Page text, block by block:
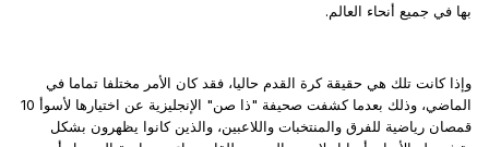
بها في جميع أنحاء العالم.
وإذا كانت تلك هي حقيقة كرة القدم حاليا، فقد كان الأمر مختلفا تماما في
الماضي، وذلك بعدما كشفت صحيفة "ذا صن" الإنجليزية عن اختيارها لأسوأ 10
قمصان رياضية للفرق والمنتخبات واللاعبين، والذين كانوا يظهرون بشكل